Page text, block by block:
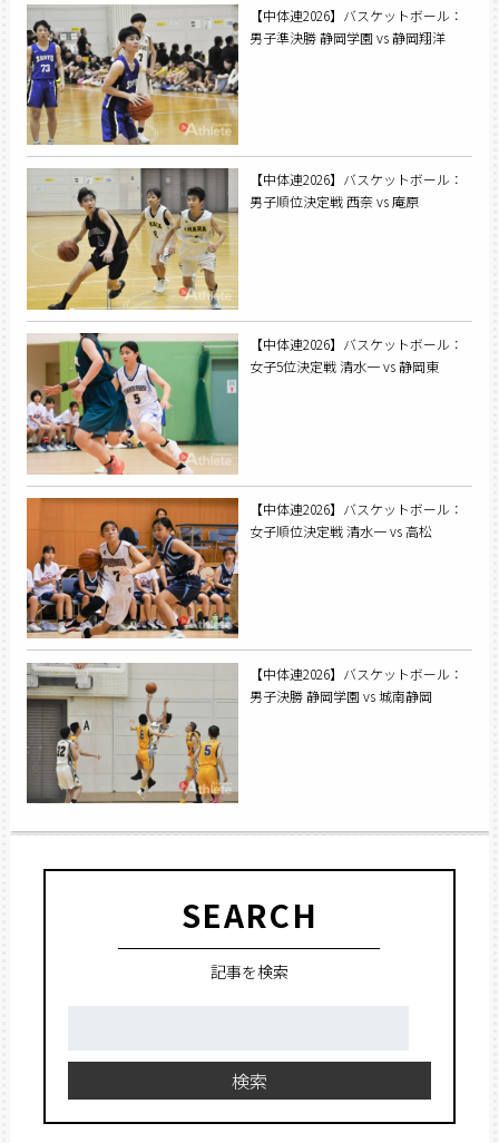
【中体連2026】バスケットボール：
男子準決勝 静岡学園 vs 静岡翔洋
【中体連2026】バスケットボール：
男子順位決定戦 西奈 vs 庵原
【中体連2026】バスケットボール：
女子5位決定戦 清水一 vs 静岡東
【中体連2026】バスケットボール：
女子順位決定戦 清水一 vs 高松
【中体連2026】バスケットボール：
男子決勝 静岡学園 vs 城南静岡
SEARCH
記事を検索
検索